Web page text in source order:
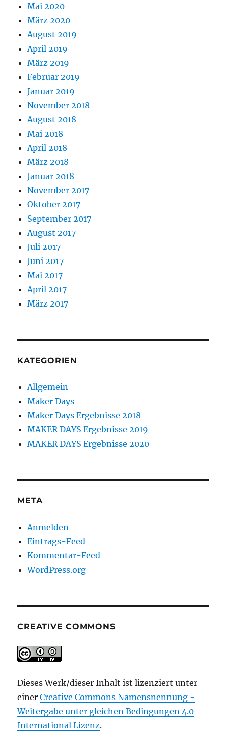
Mai 2020
März 2020
August 2019
April 2019
März 2019
Februar 2019
Januar 2019
November 2018
August 2018
Mai 2018
April 2018
März 2018
Januar 2018
November 2017
Oktober 2017
September 2017
August 2017
Juli 2017
Juni 2017
Mai 2017
April 2017
März 2017
KATEGORIEN
Allgemein
Maker Days
Maker Days Ergebnisse 2018
MAKER DAYS Ergebnisse 2019
MAKER DAYS Ergebnisse 2020
META
Anmelden
Eintrags-Feed
Kommentar-Feed
WordPress.org
CREATIVE COMMONS
Dieses Werk/dieser Inhalt ist lizenziert unter
einerCreative Commons Namensnennung -
Weitergabe unter gleichen Bedingungen 4.0
International Lizenz.